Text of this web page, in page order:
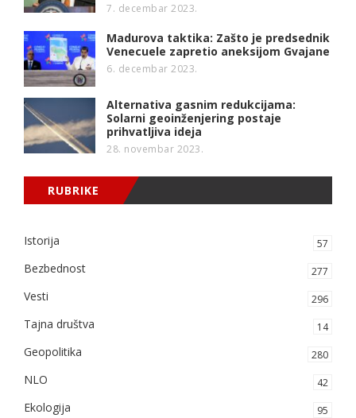
7. decembar 2023.
Madurova taktika: Zašto je predsednik
Venecuele zapretio aneksijom Gvajane
6. decembar 2023.
Alternativa gasnim redukcijama:
Solarni geoinženjering postaje
prihvatljiva ideja
28. novembar 2023.
RUBRIKE
Istorija 57
Bezbednost 277
Vesti 296
Tajna društva 14
Geopolitika 280
NLO 42
Ekologija 95